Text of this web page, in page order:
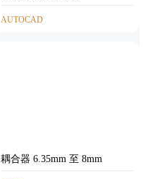
AUTOCAD
耦合器 6.35mm 至 8mm